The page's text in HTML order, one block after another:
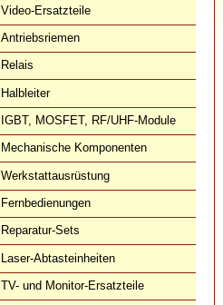
Video-Ersatzteile
Antriebsriemen
Relais
Halbleiter
IGBT, MOSFET, RF/UHF-Module
Mechanische Komponenten
Werkstattausrüstung
Fernbedienungen
Reparatur-Sets
Laser-Abtasteinheiten
TV- und Monitor-Ersatzteile